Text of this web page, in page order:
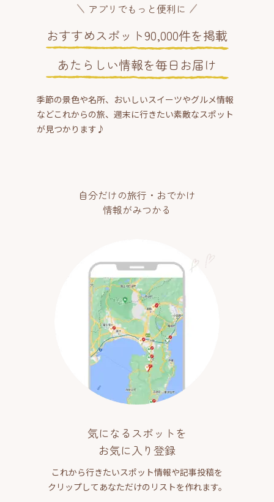
アプリでもっと便利に
おすすめスポット90,000件を掲載
あたらしい情報を毎日お届け
季節の景色や名所、おいしいスイーツやグルメ情報
などこれからの旅、週末に行きたい素敵なスポット
が見つかります♪
自分だけの旅行・おでかけ
情報がみつかる
気になるスポットを
お気に入り登録
これから行きたいスポット情報や記事投稿を
クリップしてあなただけのリストを作れます。